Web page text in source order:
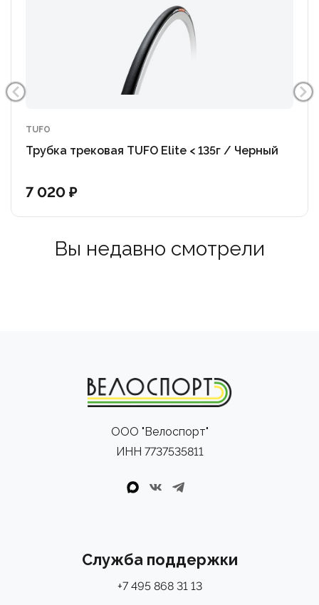
TUFO
Трубка трековая TUFO Elite < 135г / Черный
7 020 ₽
Вы недавно смотрели
ООО "Велоспорт"
ИНН 7737535811
Служба поддержки
+7 495 868 31 13